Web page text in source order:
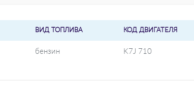
ВИД ТОПЛИВА КОД ДВИГАТЕЛЯ
бензин K7J 710